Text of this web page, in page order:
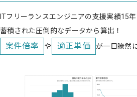
ITフリーランスエンジニアの支援実績15
蓄積された圧倒的なデータから算出！
案件倍率 や 適正単価 が一目瞭然